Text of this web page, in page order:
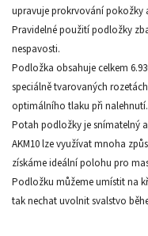
upravuje prokrvování pokožky
Pravidelné použití podložky
nespavosti.
Podložka obsahuje celkem
speciálně tvarovaných
optimálního tlaku při nalehnutí.
Potah podložky je snímatelný
AKM10 lze využívat mnoha
získáme ideální polohu pro
Podložku můžeme umístit na
tak nechat uvolnit svalstvo